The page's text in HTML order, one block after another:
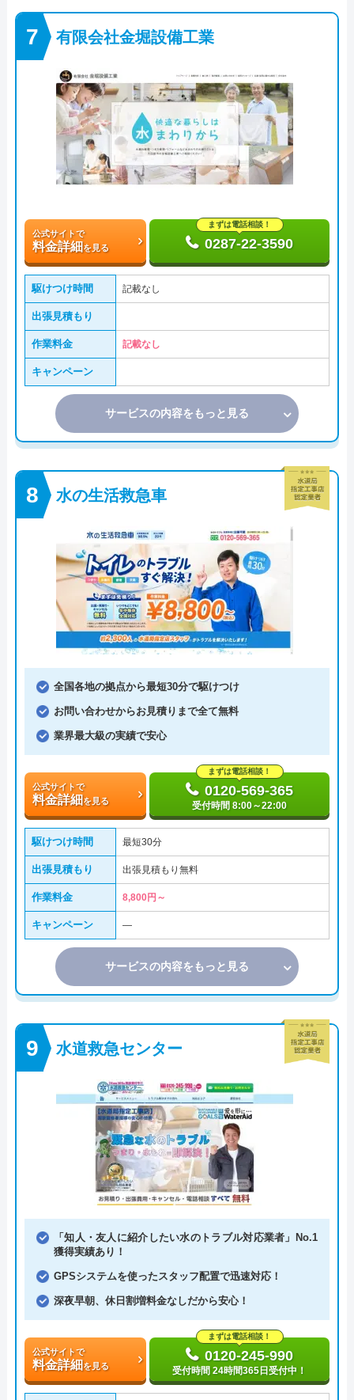
有限会社金堀設備工業
公式サイトで
料金詳細を見る
まずは電話相談！
0287-22-3590
駆けつけ時間 記載なし
出張見積もり
作業料金 記載なし
キャンペーン
サービスの内容をもっと見る
水の生活救急車
全国各地の拠点から最短30分で駆けつけ
お問い合わせからお見積りまで全て無料
業界最大級の実績で安心
公式サイトで
料金詳細を見る
まずは電話相談！
0120-569-365
受付時間 8:00～22:00
駆けつけ時間 最短30分
出張見積もり 出張見積もり無料
作業料金 8,800円～
キャンペーン ―
サービスの内容をもっと見る
水道救急センター
「知人・友人に紹介したい水のトラブル対応業者」No.1
獲得実績あり！
GPSシステムを使ったスタッフ配置で迅速対応！
深夜早朝、休日割増料金なしだから安心！
公式サイトで
料金詳細を見る
まずは電話相談！
0120-245-990
受付時間 24時間365日受付中！